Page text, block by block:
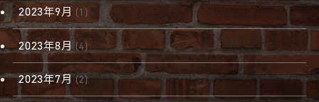
2023年9月 (1)
2023年8月 (4)
2023年7月(2)